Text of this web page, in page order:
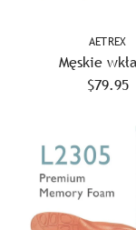
AETREX
Męskie
ortopedyczne
pamięcią
$79.95